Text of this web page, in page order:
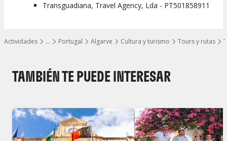
…
Mostrar todos los niveles
Actividades Portugal Algarve Cultura y turismo Tours y rutas
Transguadiana, Travel Agency, Lda - PT501858911
TAMBIÉN TE PUEDE INTERESAR